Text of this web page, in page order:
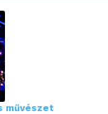
művészet